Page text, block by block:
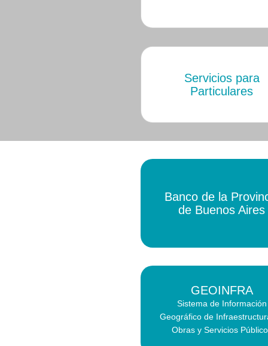
Servicios para
Particulares
Banco de la
de Buenos Aires
GEOINFRA
Sistema de Información
Geográfico de
Obras y Servicios